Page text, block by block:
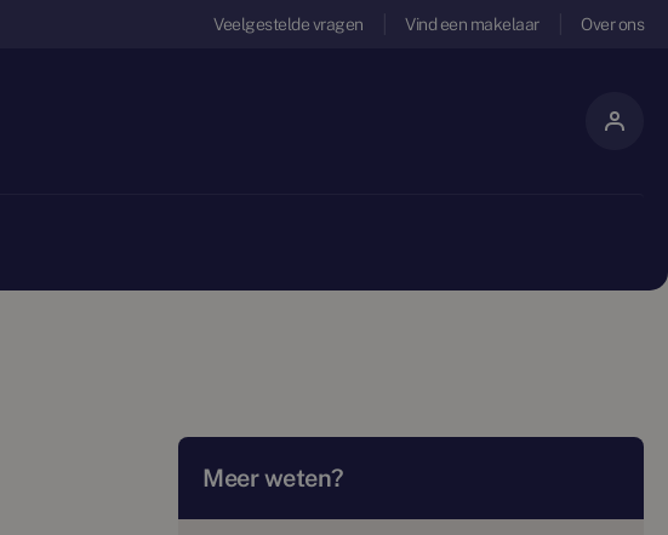
Veelgestelde vragen Vind een makelaar Over ons
Meer weten?